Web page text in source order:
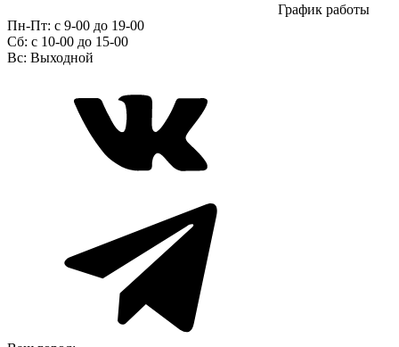
График работы
Пн-Пт: с 9-00 до 19-00
Сб: c 10-00 до 15-00
Вс: Выходной